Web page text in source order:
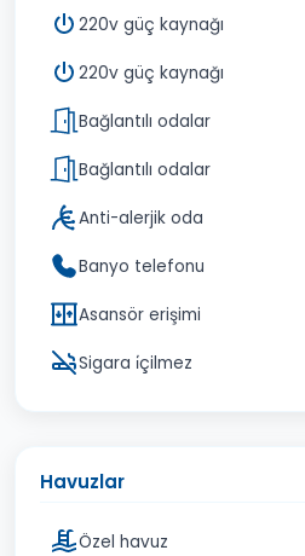
220v güç kaynağı
220v güç kaynağı
Bağlantılı odalar
Bağlantılı odalar
Anti-alerjik oda
Banyo telefonu
Asansör erişimi
Sigara i̇çilmez
Havuzlar
Özel havuz